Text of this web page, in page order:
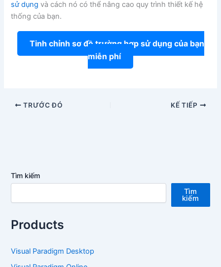
sử dụng và cách nó có thể nâng cao quy trình thiết kế hệ
thống của bạn.
Tinh chỉnh sơ đồ trường hợp sử dụng của bạn
miễn phí
TRƯỚC ĐÓ KẾ TIẾP
Tìm kiếm
Tìm
kiếm
Products
Visual Paradigm Desktop